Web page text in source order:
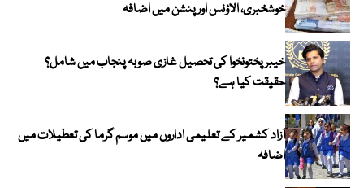
خوشخبری، الاؤنس اور پنشن میں اضافہ
خیبر پختونخوا کی تحصیل غازی صوبہ پنجاب میں شامل؟
حقیقت کیا ہے؟
آزاد کشمیر کے تعلیمی اداروں میں موسم گرما کی تعطیلات میں
اضافہ